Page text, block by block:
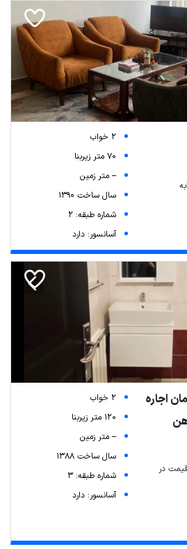
2 خواب
70 متر زیربنا
-- متر زمین
سال ساخت 1390
شماره طبقه: 2
آسانسور: دارد
خوش قیمت در
2 خواب
120 متر زیربنا
-- متر زمین
سال ساخت 1388
شماره طبقه: 3
آسانسور: دارد